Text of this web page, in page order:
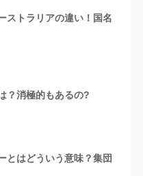
ストラリアの違い！国名
？消極的もあるの?
とはどういう意味？集団